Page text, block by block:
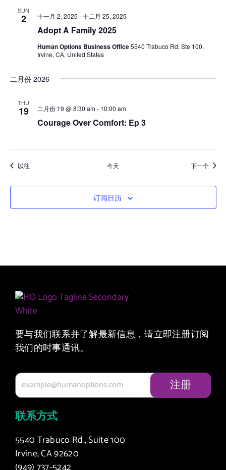
SUN
2
Adopt A Family 2025
十一月 2, 2025 -十二月 25, 2025
Human Options Business Office5540 Trabuco Rd, Ste 100,
Irvine, CA, United States
二月份 2026
THU
19
Courage Over Comfort: Ep 3
二月份 19 @ 8:30 am- 10:00 am
以往活动 今天 下一个活动
订阅日历
要与我们联系并了解最新信息，请立即注册订阅
我们的时事通讯。
联系方式
5540 Trabuco Rd., Suite 100
Irvine, CA 92620